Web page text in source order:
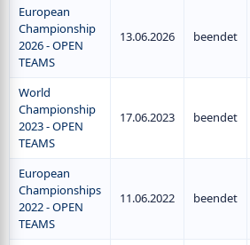
European
Championship
2026 - OPEN
TEAMS
13.06.2026 beendet
World
Championship
2023 - OPEN
TEAMS
17.06.2023 beendet
European
Championships
2022 - OPEN
TEAMS
11.06.2022 beendet